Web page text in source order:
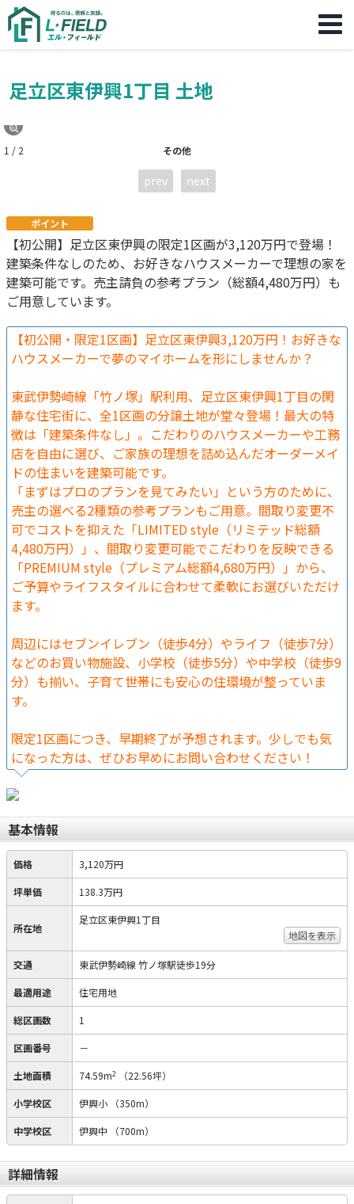
足立区東伊興1丁目 土地
その他
1 / 2
prev next
ポイント
【初公開】足立区東伊興の限定1区画が3,120万円で登場！
建築条件なしのため、お好きなハウスメーカーで理想の家を
建築可能です。売主請負の参考プラン（総額4,480万円）も
ご用意しています。
【初公開・限定1区画】足立区東伊興3,120万円！お好きな
ハウスメーカーで夢のマイホームを形にしませんか？
東武伊勢崎線「竹ノ塚」駅利用、足立区東伊興1丁目の閑
静な住宅街に、全1区画の分譲土地が堂々登場！最大の特
徴は「建築条件なし」。こだわりのハウスメーカーや工務
店を自由に選び、ご家族の理想を詰め込んだオーダーメイ
ドの住まいを建築可能です。
「まずはプロのプランを見てみたい」という方のために、
売主の選べる2種類の参考プランもご用意。間取り変更不
可でコストを抑えた「LIMITED style（リミテッド総額
4,480万円）」、間取り変更可能でこだわりを反映できる
「PREMIUM style（プレミアム総額4,680万円）」から、
ご予算やライフスタイルに合わせて柔軟にお選びいただけ
ます。
周辺にはセブンイレブン（徒歩4分）やライフ（徒歩7分）
などのお買い物施設、小学校（徒歩5分）や中学校（徒歩9
分）も揃い、子育て世帯にも安心の住環境が整っていま
す。
限定1区画につき、早期終了が予想されます。少しでも気
になった方は、ぜひお早めにお問い合わせください！
基本情報
価格 3,120万円
坪単価 138.3万円
所在地
足立区東伊興1丁目
地図を表示
交通 東武伊勢崎線 竹ノ塚駅徒歩19分
最適用途 住宅用地
総区画数 1
区画番号 －
土地面積 74.59m2 （22.56坪）
小学校区 伊興小 （350m）
中学校区 伊興中 （700m）
詳細情報